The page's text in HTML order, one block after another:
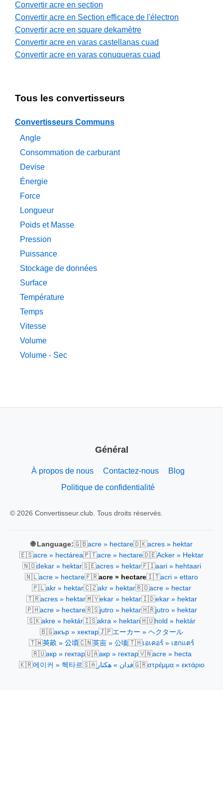
Convertir acre en section
Convertir acre en Section efficace de l'électron
Convertir acre en square dekamètre
Convertir acre en varas castellanas cuad
Convertir acre en varas conuqueras cuad
Tous les convertisseurs
Convertisseurs Communs
Angle
Consommation de carburant
Devise
Énergie
Force
Longueur
Poids et Masse
Pression
Puissance
Stockage de données
Surface
Température
Temps
Vitesse
Volume
Volume - Sec
Général
À propos de nous Contactez-nous
Blog
Politique de confidentialité
© 2026 Convertisseur.club. Tous droits réservés.
🌐 Language:🇬🇧acre » hectare🇩🇰acres » hektar
🇪🇸acre » hectárea🇵🇹acre » hectare🇩🇪Acker » Hektar
🇳🇴dekar » hektar🇸🇪acres » hektar🇫🇮aari » hehtaari
🇳🇱acre » hectare🇫🇷acre » hectare🇮🇹acri » ettaro
🇵🇱akr » hektar🇨🇿akr » hektar🇷🇴acre » hectar
🇹🇷acres » hektar🇲🇾ekar » hektar🇮🇩ekar » hektar
🇵🇭acre » hectare🇷🇸jutro » hektar🇭🇷jutro » hektar
🇸🇰akre » hektár🇮🇸akra » hektari🇭🇺hold » hektár
🇧🇬акър » хектар🇯🇵エーカー » ヘクタール
🇹🇼英畝 » 公頃🇨🇳英亩 » 公顷🇹🇭เอเคอร์ » เฮกแตร์
🇷🇺акр » гектар🇺🇦акр » гектар🇻🇳acre » hecta
🇰🇷에이커 » 헥타르🇸🇦فدان » هكتار🇬🇷στρέμμα » εκτάριο